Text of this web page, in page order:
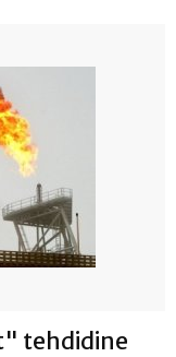
tehdidine